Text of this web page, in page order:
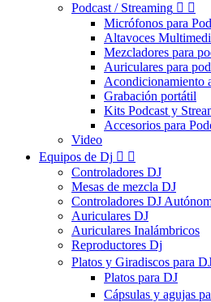
Podcast / Streaming  
Micrófonos para
Altavoces
Mezcladores para
Auriculares para
Acondicionamiento
Grabación portátil
Kits Podcast y
Accesorios para
Video
Equipos de Dj  
Controladores DJ
Mesas de mezcla DJ
Controladores DJ
Auriculares DJ
Auriculares Inalámbricos
Reproductores Dj
Platos y Giradiscos para
Platos para DJ
Cápsulas y agujas